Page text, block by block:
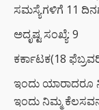
ಸಮಸ್ಯೆಗಳಿಗೆ 11
ಅದೃಷ್ಟ ಸಂಖ್ಯೆ: 9
ಕರ್ಕಾಟಕ(18
ಇಂದು ಯಾರಾದರೂ
ಇಂದು ನಿಮ್ಮ